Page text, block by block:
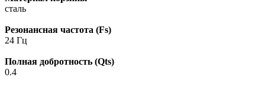
сталь
Резонансная частота (Fs)
24 Гц
Полная добротность (Qts)
0.4